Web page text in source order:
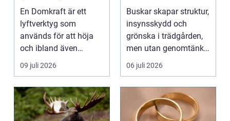
En Domkraft är ett
lyftverktyg som
används för att höja
och ibland även
positionera tunga
objekt, so...
09 juli 2026
vackra buskar året
runt
Buskar skapar struktur,
insynsskydd och
grönska i trädgården,
men utan genomtänkt
beskärning blir de...
06 juli 2026